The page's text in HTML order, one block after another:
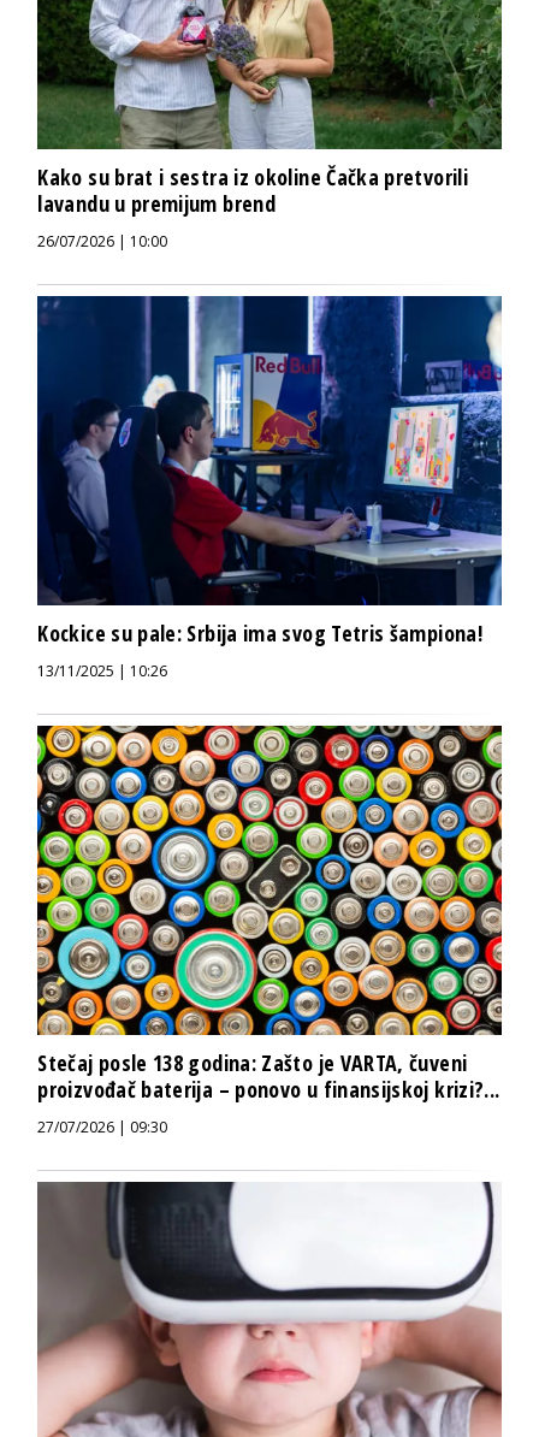
Kako su brat i sestra iz okoline Čačka pretvorili
lavandu u premijum brend
26/07/2026 | 10:00
Kockice su pale: Srbija ima svog Tetris šampiona!
13/11/2025 | 10:26
Stečaj posle 138 godina: Zašto je VARTA, čuveni
proizvođač baterija – ponovo u finansijskoj krizi?...
27/07/2026 | 09:30